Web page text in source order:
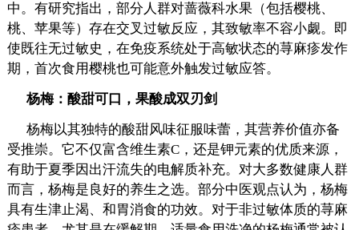
中。有研究指出，部分人群对蔷薇科水果（包括樱桃、
桃、苹果等）存在交叉过敏反应，其致敏率不容小觑。即
使既往无过敏史，在免疫系统处于高敏状态的荨麻疹发作
期，首次食用樱桃也可能意外触发过敏应答。
杨梅：酸甜可口，果酸成双刃剑
杨梅以其独特的酸甜风味征服味蕾，其营养价值亦备
受推崇。它不仅富含维生素C，还是钾元素的优质来源，
有助于夏季因出汗流失的电解质补充。对大多数健康人群
而言，杨梅是良好的养生之选。部分中医观点认为，杨梅
具有生津止渴、和胃消食的功效。对于非过敏体质的荨麻